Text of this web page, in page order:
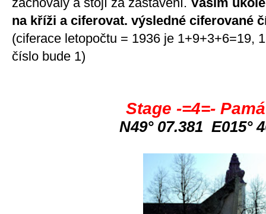
na kříži a ciferovat. výsledné ciferované
(ciferace letopočtu = 1936 je 1+9+3+6=19,
číslo bude 1)
Stage -=4=-
N49° 07.381 E015°